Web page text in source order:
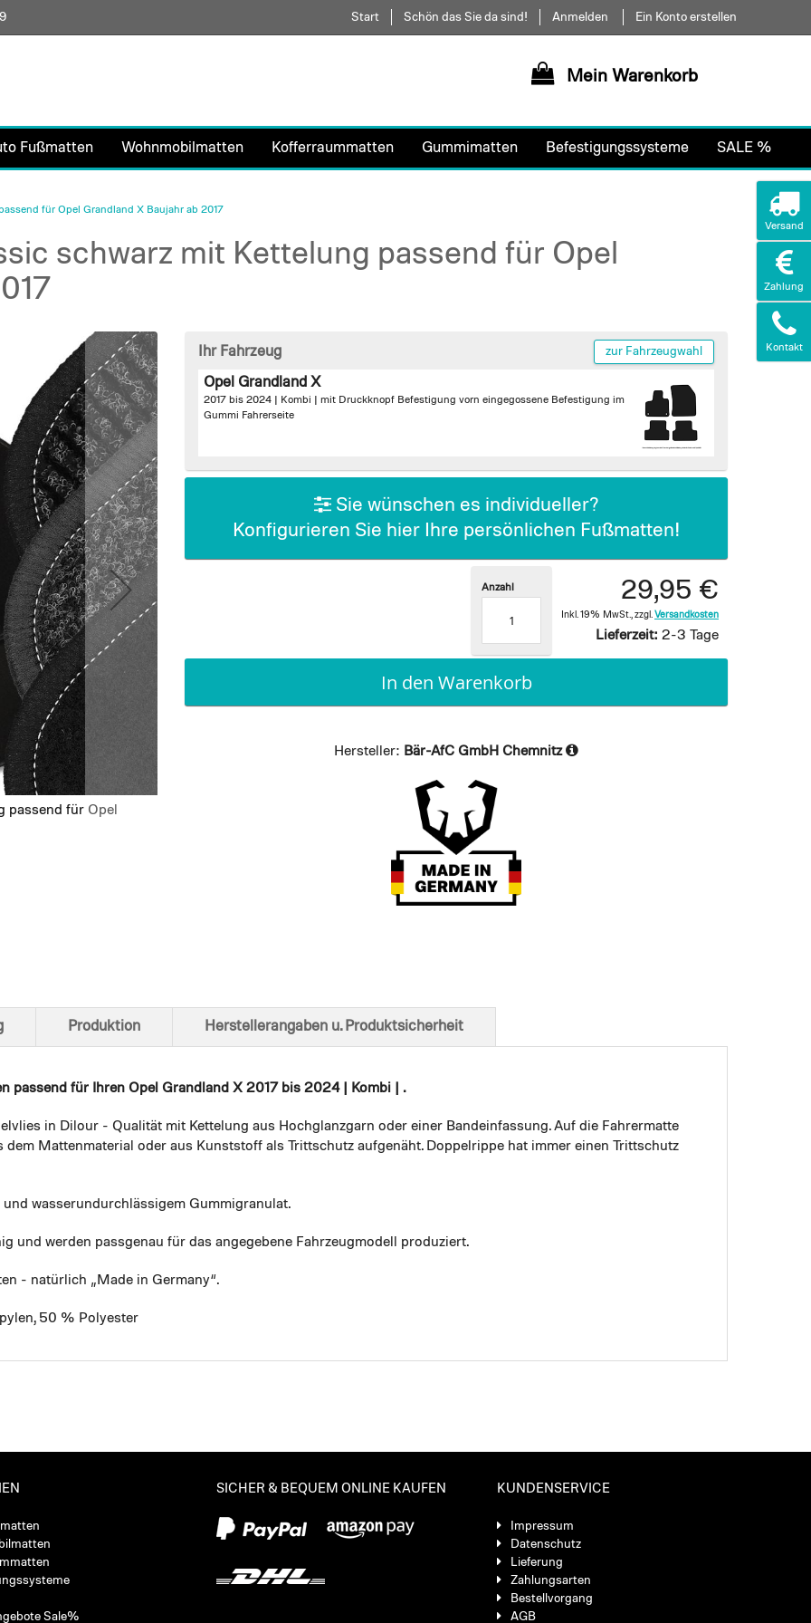
Direkt
zum
Start Schön das Sie da sind! Anmelden Ein Konto erstellen
Mein Warenkorb
Fußmatten Wohnmobilmatten Kofferraummatten Gummimatten Befestigungssysteme SALE %
für Opel Grandland X Baujahr ab 2017
schwarz mit Kettelung passend für Opel
passend für Opel
Ansicht von unten
Ihr Fahrzeug zur Fahrzeugwahl
Opel Grandland X
2017 bis 2024 | Kombi | mit Druckknopf Befestigung vorn eingegossene Befestigung im
Gummi Fahrerseite
Sie wünschen es individueller?
Konfigurieren Sie hier Ihre persönlichen Fußmatten!
29,95 €
Inkl. 19% MwSt. zzgl. Versandkosten
Lieferzeit: 2-3 Tage
Anzahl
In den Warenkorb
Hersteller: Bär-AfC GmbH Chemnitz
passend für Ihren Opel Grandland X 2017 bis 2024 | Kombi | .
in Dilour - Qualität mit Kettelung aus Hochglanzgarn oder einer Bandeinfassung. Auf die Fahrermatte
Mattenmaterial oder aus Kunststoff als Trittschutz aufgenäht. Doppelrippe hat immer einen Trittschutz
wasserundurchlässigem Gummigranulat.
und werden passgenau für das angegebene Fahrzeugmodell produziert.
- natürlich „Made in Germany“.
50 % Polyester
Produktion Herstellerangaben u. Produktsicherheit
Sale%
SICHER & BEQUEM ONLINE KAUFEN KUNDENSERVICE
Impressum
Datenschutz
Lieferung
Zahlungsarten
Bestellvorgang
AGB
Versand
Zahlung
Kontakt